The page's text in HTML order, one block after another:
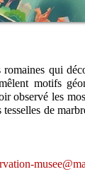
qui
motifs
observé les
de